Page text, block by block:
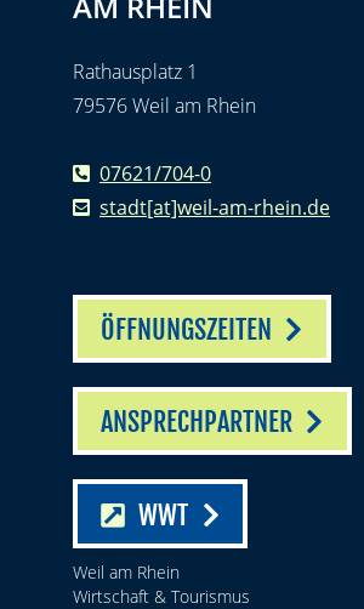
Rathausplatz 1
79576 Weil am Rhein
07621/704-0
stadt[at]weil-am-rhein.de
ÖFFNUNGSZEITEN
ANSPRECHPARTNER
WWT
Weil am Rhein
Wirtschaft & Tourismus